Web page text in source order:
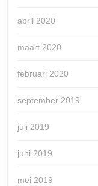
april 2020
maart 2020
februari 2020
september 2019
juli 2019
juni 2019
mei 2019